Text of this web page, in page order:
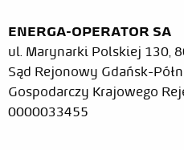
ENERGA-OPERATOR SA
ul. Marynarki Polskiej 130,
Sąd Rejonowy Gdańsk-
Gospodarczy Krajowego
0000033455